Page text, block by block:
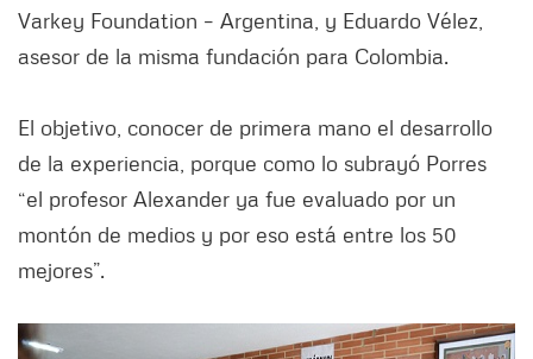
Varkey Foundation – Argentina, y Eduardo Vélez,
asesor de la misma fundación para Colombia.
El objetivo, conocer de primera mano el desarrollo
de la experiencia, porque como lo subrayó Porres
“el profesor Alexander ya fue evaluado por un
montón de medios y por eso está entre los 50
mejores”.